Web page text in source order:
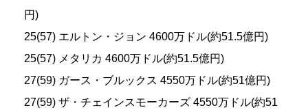
円)
25(57) エルトン・ジョン 4600万ドル(約51.5億円)
25(57) メタリカ 4600万ドル(約51.5億円)
27(59) ガース・ブルックス 4550万ドル(約51億円)
27(59) ザ・チェインスモーカーズ 4550万ドル(約51